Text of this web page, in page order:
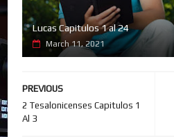
Lucas Capitulos 1 al 24
March 11, 2021
PREVIOUS
2 Tesalonicenses Capitulos 1
Al 3